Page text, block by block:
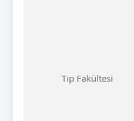
Tıp Fakültesi